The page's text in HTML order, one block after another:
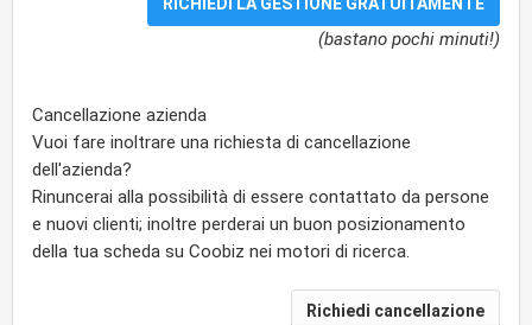
(bastano pochi minuti!)
Cancellazione azienda
Vuoi fare inoltrare una richiesta di cancellazione
dell'azienda?
Rinuncerai alla possibilità di essere contattato da persone
e nuovi clienti; inoltre perderai un buon posizionamento
della tua scheda su Coobiz nei motori di ricerca.